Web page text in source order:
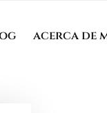
acerca de